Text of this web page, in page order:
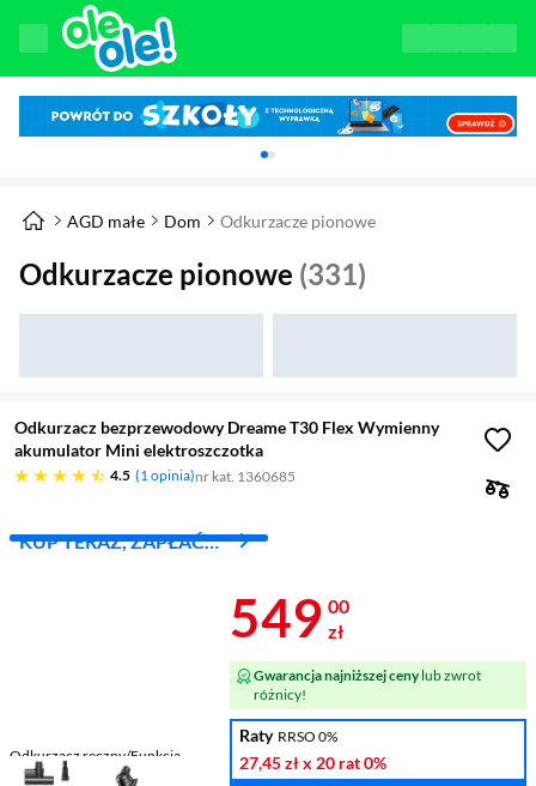
Karuzela z banerami, aktualny element 1 z
AGD małe Dom Odkurzacze pionowe
Odkurzacze pionowe (331)
Odkurzacz bezprzewodowy Dreame T30 Flex Wymienny
akumulator Mini elektroszczotka
4.5
4.5 gwiazdek 1 opinia nr kat. 1360685
KUP TERAZ, ZAPŁAĆ
Odkurzacz ręczny/Funkcja
mycia tak / nie
Cena 549 zł
549 00
zł
Gwarancja najniższej cenylub zwrot
różnicy!
Raty RRSO 0%
27,45 złx 20 rat0%